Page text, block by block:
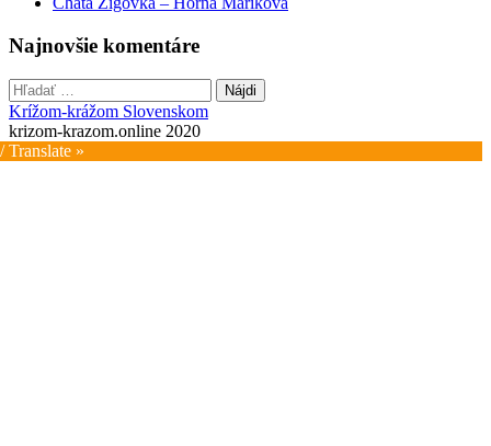
Najnovšie komentáre
Hľadať:
Krížom-krážom Slovenskom
krizom-krazom.online 2020
Translate »